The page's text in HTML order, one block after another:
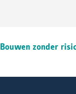
Bouwen zonder